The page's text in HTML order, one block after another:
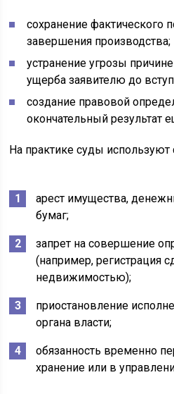
сохранение фактического
завершения производства;
устранение угрозы
ущерба заявителю до
создание правовой
окончательный результат
На практике суды
арест имущества,
бумаг;
запрет на совершение
(например, регистрация
недвижимостью);
приостановление
органа власти;
обязанность временно
хранение или в